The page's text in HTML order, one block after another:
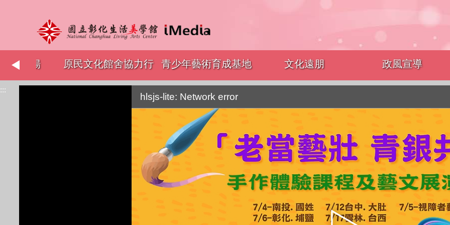
表揚 原民文化館舍協力行 青少年藝術育成基地 文化遠朋 政風宣導
:::
hlsjs-lite: Network error